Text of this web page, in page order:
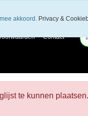
Contact
te kunnen plaatsen.
akkoord. Privacy &